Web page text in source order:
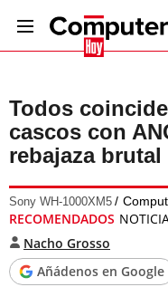
Todos
cascos con
rebajaza brutal
Sony WH-1000XM5
RECOMENDADOS
Nacho Grosso
Añádenos en Google